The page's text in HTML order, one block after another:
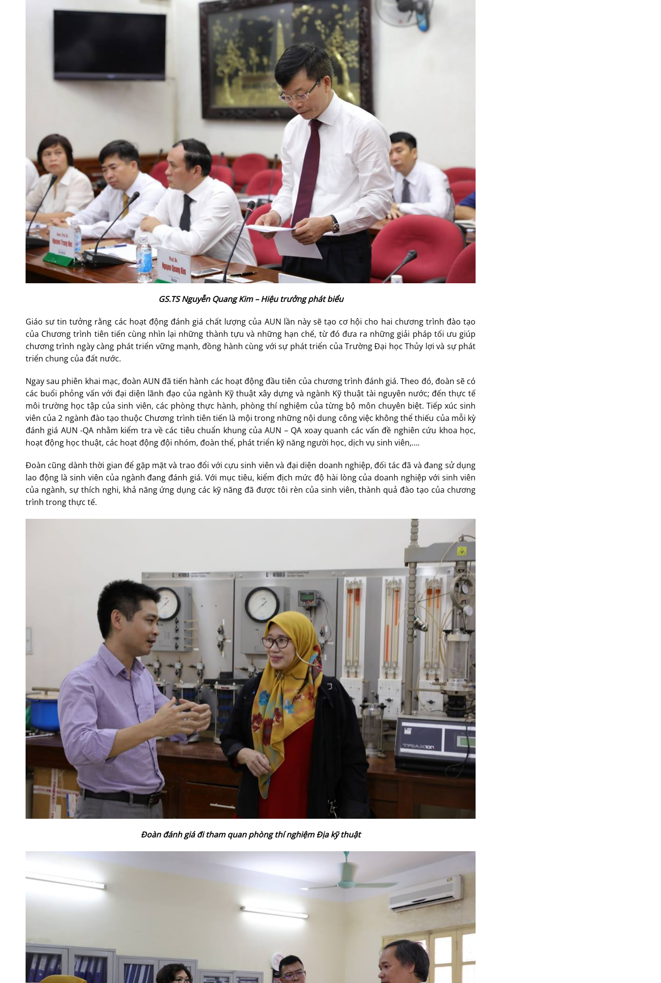
GS.TS Nguyễn Quang Kim – Hiệu trưởng phát biểu
Giáo sư tin tưởng rằng các hoạt động đánh giá chất lượng của AUN lần này sẽ tạo cơ hội cho hai chương trình đào tạo
của Chương trình tiên tiến cùng nhìn lại những thành tựu và những hạn chế, từ đó đưa ra những giải pháp tối ưu giúp
chương trình ngày càng phát triển vững mạnh, đồng hành cùng với sự phát triển của Trường Đại học Thủy lợi và sự phát
triển chung của đất nước.
Ngay sau phiên khai mạc, đoàn AUN đã tiến hành các hoạt động đầu tiên của chương trình đánh giá. Theo đó, đoàn sẽ có
các buổi phỏng vấn với đại diện lãnh đạo của ngành Kỹ thuật xây dựng và ngành Kỹ thuật tài nguyên nước; đến thực tế
môi trường học tập của sinh viên, các phòng thực hành, phòng thí nghiệm của từng bộ môn chuyên biệt. Tiếp xúc sinh
viên của 2 ngành đào tạo thuộc Chương trình tiên tiến là mội trong những nội dung công việc không thể thiếu của mỗi kỳ
đánh giá AUN -QA nhằm kiểm tra về các tiêu chuẩn khung của AUN – QA xoay quanh các vấn đề nghiên cứu khoa học,
hoạt động học thuật, các hoạt động đội nhóm, đoàn thể, phát triển kỹ năng người học, dịch vụ sinh viên,….
Đoàn cũng dành thời gian để gặp mặt và trao đổi với cựu sinh viên và đại diện doanh nghiệp, đối tác đã và đang sử dụng
lao động là sinh viên của ngành đang đánh giá. Với mục tiêu, kiểm địch mức độ hài lòng của doanh nghiệp với sinh viên
của ngành, sự thích nghi, khả năng ứng dụng các kỹ năng đã được tôi rèn của sinh viên, thành quả đào tạo của chương
trình trong thực tế.
Đoàn đánh giá đi tham quan phòng thí nghiệm Địa kỹ thuật